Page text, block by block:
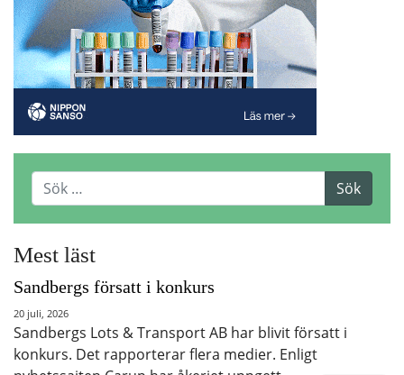
Mest läst
Sandbergs försatt i konkurs
20 juli, 2026
Sandbergs Lots & Transport AB har blivit försatt i
konkurs. Det rapporterar flera medier. Enligt